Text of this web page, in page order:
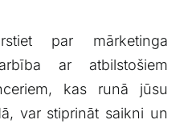
par‌ mārketinga
ar ‌atbilstošiem
kas runā jūsu
var‌ stiprināt saikni un